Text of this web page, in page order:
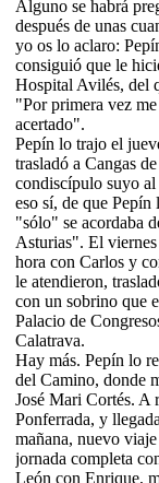
Alguno se habrá
después de unas
yo os lo aclaro:
consiguió que le
Hospital Avilés, del
"Por primera vez
acertado".
Pepín lo trajo el
trasladó a Cangas
condiscípulo suyo
eso sí, de que
"sólo" se acordaba
Asturias". El
hora con Carlos y
le atendieron,
con un sobrino que
Palacio de
Calatrava.
Hay más. Pepín lo
del Camino, donde
José Mari Cortés. A
Ponferrada, y
mañana, nuevo
jornada completa
León con Enrique,